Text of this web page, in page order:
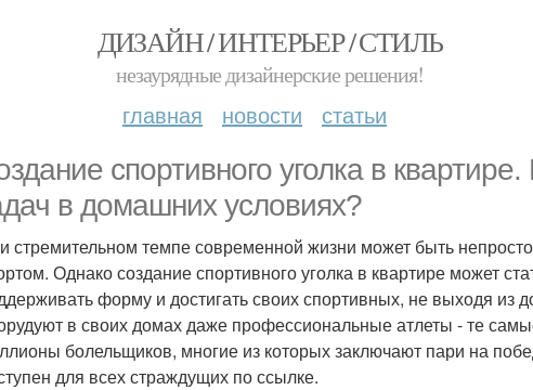
ДИЗАЙН / ИНТЕРЬЕР / СТИЛЬ
незаурядные дизайнерские решения!
главная новости статьи
спортивного уголка в
в домашних условиях?
стремительном темпе современной жизни может быть
Однако создание спортивного уголка в квартире может
форму и достигать своих спортивных, не выходя из
в своих домах даже профессиональные атлеты - те
болельщиков, многие из которых заключают пари на
для всех страждущих по ссылке.